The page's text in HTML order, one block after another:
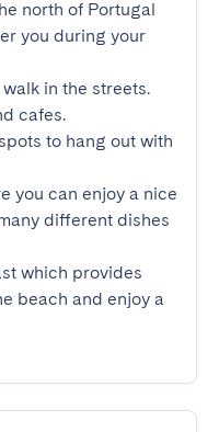
north of Portugal
you during your
in the streets.
cafes.
to hang out with
you can enjoy a nice
different dishes
which provides
beach and enjoy a